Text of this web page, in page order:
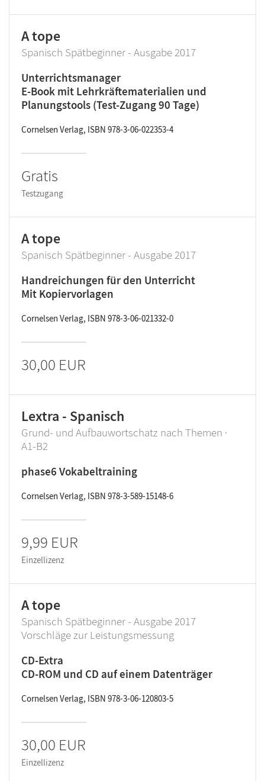
A tope
Spanisch Spätbeginner - Ausgabe 2017
Unterrichtsmanager
E-Book mit Lehrkräftematerialien und
Planungstools (Test-Zugang 90 Tage)
Cornelsen Verlag, ISBN 978-3-06-022353-4
Gratis
Testzugang
A tope
Spanisch Spätbeginner - Ausgabe 2017
Handreichungen für den Unterricht
Mit Kopiervorlagen
Cornelsen Verlag, ISBN 978-3-06-021332-0
30,00 EUR
Lextra - Spanisch
Grund- und Aufbauwortschatz nach Themen ·
A1-B2
phase6 Vokabeltraining
Cornelsen Verlag, ISBN 978-3-589-15148-6
9,99 EUR
Einzellizenz
A tope
Spanisch Spätbeginner - Ausgabe 2017
Vorschläge zur Leistungsmessung
CD-Extra
CD-ROM und CD auf einem Datenträger
Cornelsen Verlag, ISBN 978-3-06-120803-5
30,00 EUR
Einzellizenz